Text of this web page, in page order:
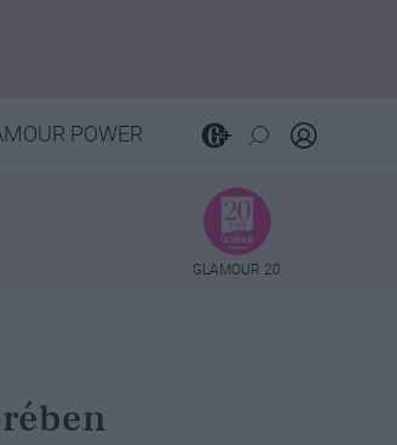
POWER
GLAMOUR 20